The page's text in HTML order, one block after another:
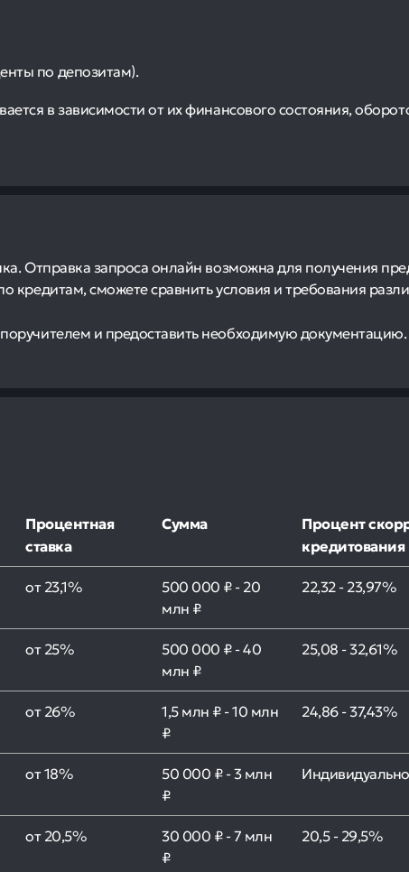
по депозитам).
в зависимости от их финансового состояния,
Отправка запроса онлайн возможна для получения
сможете сравнить условия и требования
и предоставить необходимую документацию.
Процентная
ставка
Сумма
Процент
кредитования
от 23,1%
500 000 ₽ - 20
млн ₽
22,32 - 23,97%
от 25%
500 000 ₽ - 40
млн ₽
25,08 - 32,61%
от 26%
1,5 млн ₽ - 10 млн
₽
24,86 - 37,43%
от 18%
50 000 ₽ - 3 млн
₽
Индивидуально
от 20,5%
30 000 ₽ - 7 млн
₽
20,5 - 29,5%